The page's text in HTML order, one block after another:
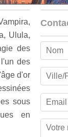
Ulula,
des
des
d'or
sous
en